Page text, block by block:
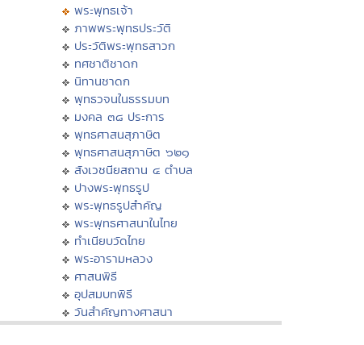
พระพุทธเจ้า
ภาพพระพุทธประวัติ
ประวัติพระพุทธสาวก
ทศชาติชาดก
นิทานชาดก
พุทธวจนในธรรมบท
มงคล ๓๘ ประการ
พุทธศาสนสุภาษิต
พุทธศาสนสุภาษิต ๖๒๑
สังเวชนียสถาน ๔ ตำบล
ปางพระพุทธรูป
พระพุทธรูปสำคัญ
พระพุทธศาสนาในไทย
ทำเนียบวัดไทย
พระอารามหลวง
ศาสนพิธี
อุปสมบทพิธี
วันสำคัญทางศาสนา